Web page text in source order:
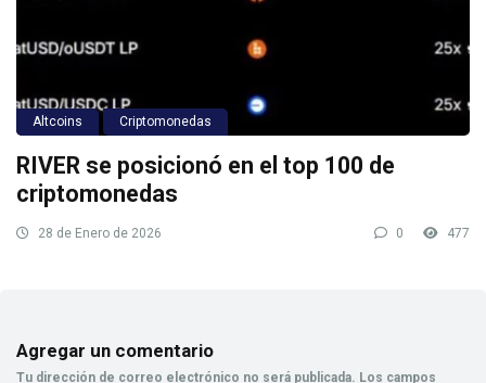
Altcoins Criptomonedas
RIVER se posicionó en el top 100 de
criptomonedas
28 de Enero de 2026 0 477
Agregar un comentario
Tu dirección de correo electrónico no será publicada. Los campos